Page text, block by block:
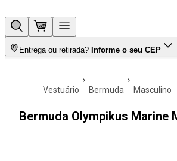
Entrega ou retirada? Informe o seu CEP
vestuário bermuda masculino
Bermuda Olympikus Marine